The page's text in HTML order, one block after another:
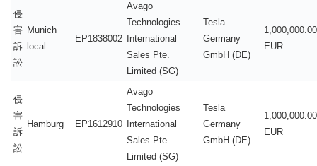
侵
害
訴
訟
Munich
local
EP1838002
Avago
Technologies
International
Sales Pte.
Limited (SG)
Tesla
Germany
GmbH (DE)
1,000,000.00
EUR
侵
害
訴
訟
Hamburg EP1612910
Avago
Technologies
International
Sales Pte.
Limited (SG)
Tesla
Germany
GmbH (DE)
1,000,000.00
EUR